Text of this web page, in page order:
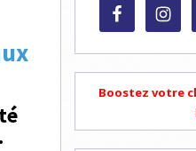
Boostez votre